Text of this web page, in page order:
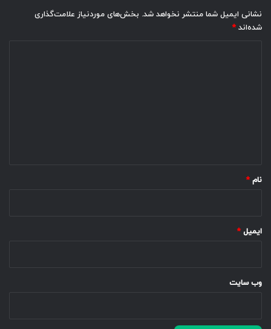
نشانی ایمیل شما منتشر نخواهد شد. بخش‌های موردنیاز علامت‌گذاری
شده‌اند *
نام *
ایمیل *
وب‌ سایت